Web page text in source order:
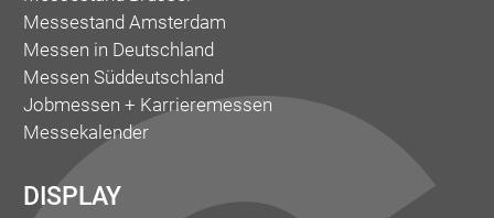
Messestand Amsterdam
Messen in Deutschland
Messen Süddeutschland
Jobmessen + Karrieremessen
Messekalender
DISPLAY